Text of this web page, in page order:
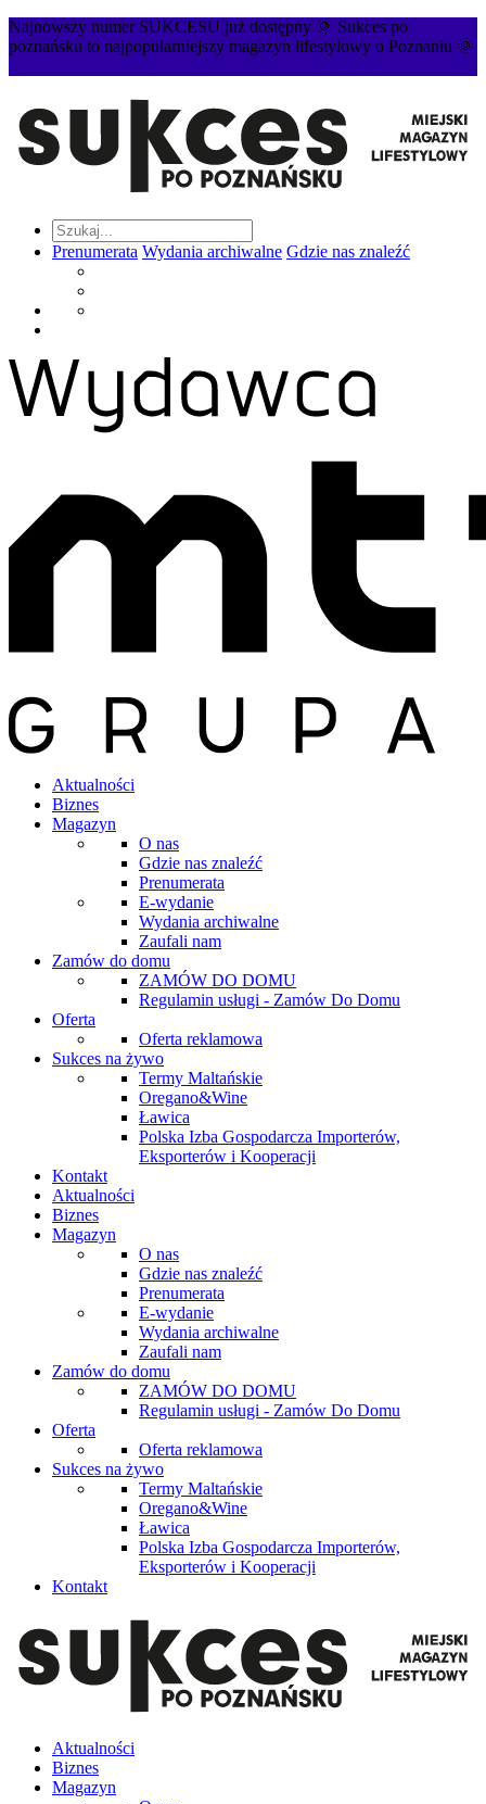
Najnowszy numer SUKCESU już dostępny 🌞 Sukces po
poznańsku to najpopularniejszy magazyn lifestylowy o Poznaniu 🌞
Prenumerata Wydania archiwalne Gdzie nas znaleźć
Aktualności
Biznes
Magazyn
O nas
Gdzie nas znaleźć
Prenumerata
E-wydanie
Wydania archiwalne
Zaufali nam
Zamów do domu
ZAMÓW DO DOMU
Regulamin usługi - Zamów Do Domu
Oferta
Oferta reklamowa
Sukces na żywo
Termy Maltańskie
Oregano&Wine
Ławica
Polska Izba Gospodarcza Importerów,
Eksporterów i Kooperacji
Kontakt
Aktualności
Biznes
Magazyn
O nas
Gdzie nas znaleźć
Prenumerata
E-wydanie
Wydania archiwalne
Zaufali nam
Zamów do domu
ZAMÓW DO DOMU
Regulamin usługi - Zamów Do Domu
Oferta
Oferta reklamowa
Sukces na żywo
Termy Maltańskie
Oregano&Wine
Ławica
Polska Izba Gospodarcza Importerów,
Eksporterów i Kooperacji
Kontakt
Aktualności
Biznes
Magazyn